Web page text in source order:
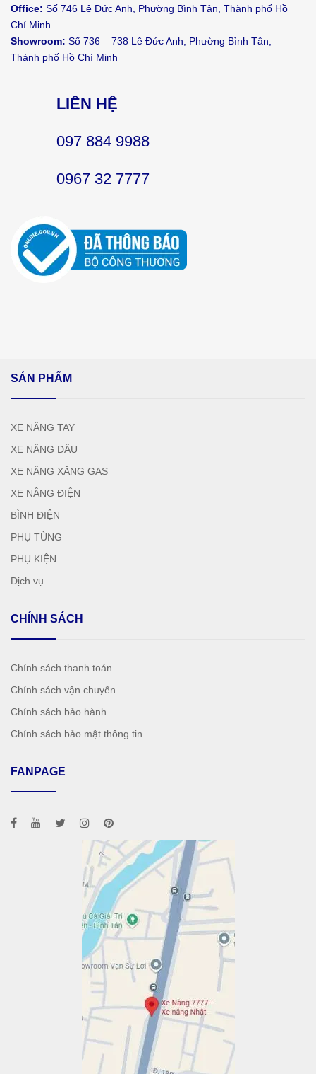
Office: Số 746 Lê Đức Anh, Phường Bình Tân, Thành phố Hồ
Chí Minh
Showroom: Số 736 – 738 Lê Đức Anh, Phường Bình Tân,
Thành phố Hồ Chí Minh
LIÊN HỆ
097 884 9988
0967 32 7777
SẢN PHẨM
XE NÂNG TAY
XE NÂNG DẦU
XE NÂNG XĂNG GAS
XE NÂNG ĐIỆN
BÌNH ĐIỆN
PHỤ TÙNG
PHỤ KIỆN
Dịch vụ
CHÍNH SÁCH
Chính sách thanh toán
Chính sách vận chuyển
Chính sách bảo hành
Chính sách bảo mật thông tin
FANPAGE